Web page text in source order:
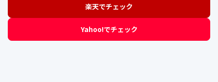
楽天でチェック
Yahoo!でチェック